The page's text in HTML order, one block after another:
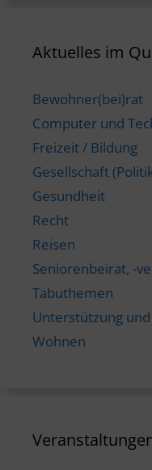
Aktuelles im
Bewohner(bei)rat
Computer und
Freizeit / Bildung
Gesellschaft
Gesundheit
Recht
Reisen
Seniorenbeirat, -
Tabuthemen
Unterstützung
Wohnen